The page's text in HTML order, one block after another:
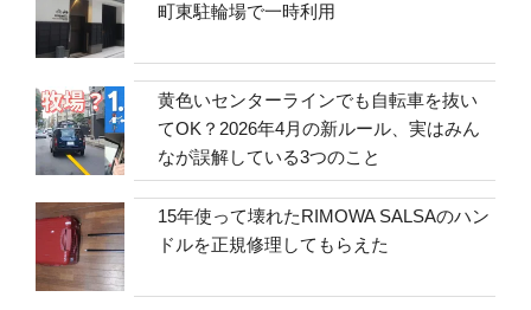
町東駐輪場で一時利用
黄色いセンターラインでも自転車を抜い
てOK？2026年4月の新ルール、実はみん
なが誤解している3つのこと
15年使って壊れたRIMOWA SALSAのハン
ドルを正規修理してもらえた